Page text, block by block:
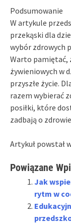
Podsumowanie
W artykule
przekąski dla
wybór zdrowych
Warto pamiętać,
żywieniowych w
przyszłe życie.
razem wybierać
posiłki, które
zadbają o
Artykuł powstał
Powiązane
Jak
rytm w